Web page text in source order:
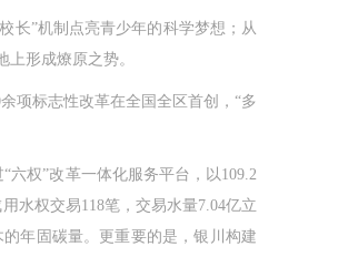
长”机制点亮青少年的科学梦想；从
形成燎原之势。
项标志性改革在全国全区首创，“多
权”改革一体化服务平台，以109.2
水权交易118笔，交易水量7.04亿立
年固碳量。更重要的是，银川构建